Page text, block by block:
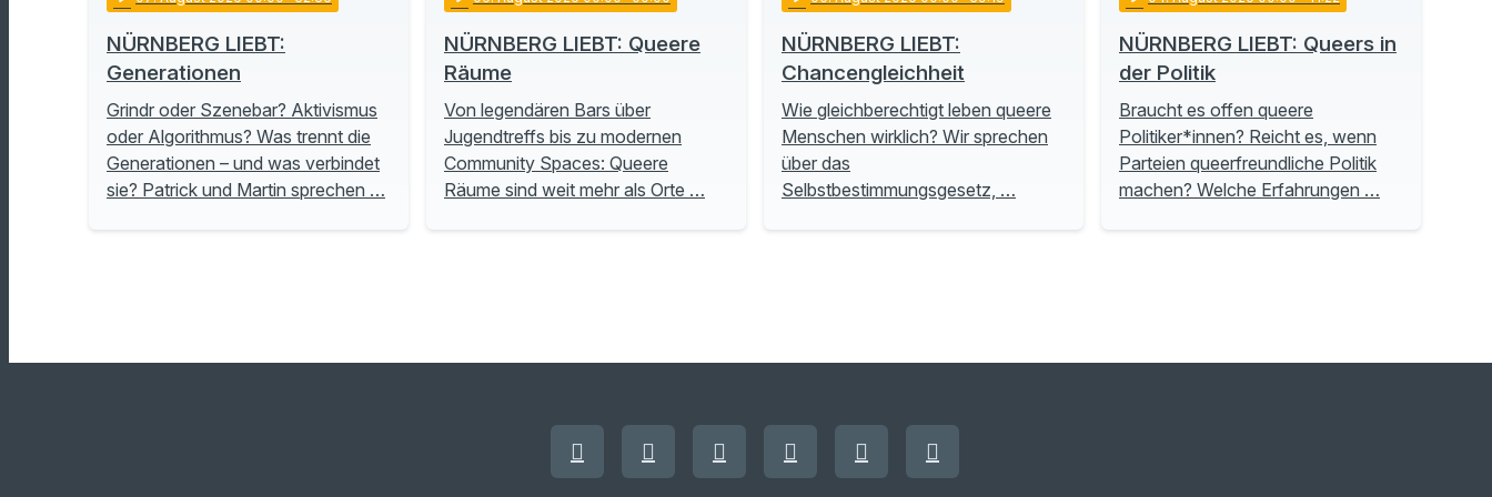
NÜRNBERG LIEBT:
Generationen
Grindr oder Szenebar? Aktivismus
oder Algorithmus? Was trennt die
Generationen – und was verbindet
sie? Patrick und Martin sprechen …
NÜRNBERG LIEBT: Queere
Räume
Von legendären Bars über
Jugendtreffs bis zu modernen
Community Spaces: Queere
Räume sind weit mehr als Orte …
NÜRNBERG LIEBT:
Chancengleichheit
Wie gleichberechtigt leben queere
Menschen wirklich? Wir sprechen
über das
Selbstbestimmungsgesetz, …
NÜRNBERG LIEBT: Queers in
der Politik
Braucht es offen queere
Politiker*innen? Reicht es, wenn
Parteien queerfreundliche Politik
machen? Welche Erfahrungen …